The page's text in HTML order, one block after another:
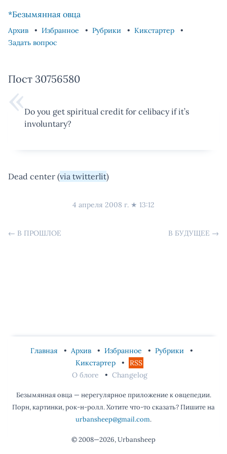
*Безымянная овца
Архив Избранное Рубрики
Кикстартер
Задать вопрос
Пост 30756580
Do you get spiritual credit for celibacy if it’s
involuntary?
Dead center (via twitterlit)
4 апреля 2008 г. ★ 13:12
← В ПРОШЛОЕ В БУДУЩЕЕ →
Главная Архив Избранное
Рубрики
Кикстартер
RSS
О блоге
Changelog
Безымянная овца — нерегулярное приложение к овцепедии.
Порн, картинки, рок-н-ролл. Хотите что-то сказать? Пишите на
urbansheep@gmail.com.
© 2008—2026, Urbansheep